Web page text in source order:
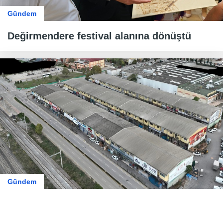
Gündem
Değirmendere festival alanına dönüştü
Gündem